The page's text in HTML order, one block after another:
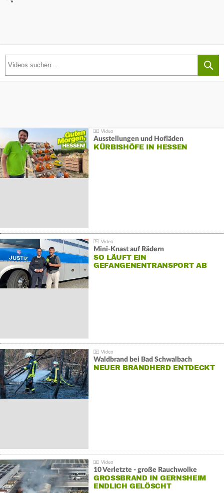
Ausstellungen und Hofläden
KÜRBISHÖFE IN HESSEN
Mini-Knast auf Rädern
SO LÄUFT EIN
GEFANGENENTRANSPORT AB
Waldbrand bei Bad Schwalbach
NEUER BRANDHERD ENTDECKT
10 Verletzte - große Rauchwolke
GROSSBRAND IN GERNSHEIM E
NDLICH GELÖSCHT